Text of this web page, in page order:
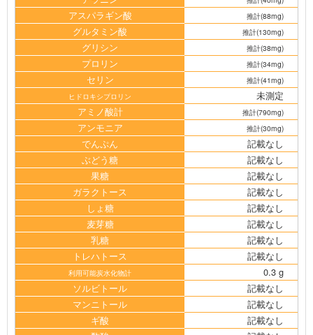
アスパラギン酸 推計(88mg)
グルタミン酸 推計(130mg)
グリシン 推計(38mg)
プロリン 推計(34mg)
セリン
推計(41mg)
ヒドロキシプロリン
未測定
アミノ酸計
推計(790mg)
アンモニア 推計(30mg)
でんぷん
記載なし
ぶどう糖
記載なし
果糖
記載なし
ガラクトース
記載なし
しょ糖
記載なし
麦芽糖
記載なし
乳糖
記載なし
トレハトース
記載なし
利用可能炭水化物計
0.3 g
ソルビトール
記載なし
マンニトール
記載なし
ギ酸
記載なし